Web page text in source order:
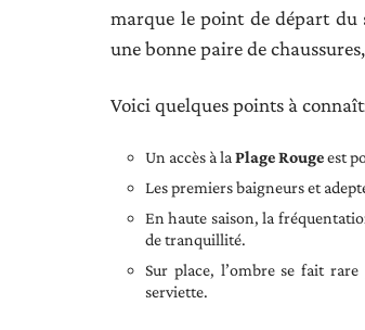
marque le point de départ du
une bonne paire de
Voici quelques points à
Un accès à la Plage Rougeest
Les premiers baigneurs et
En haute saison, la
de tranquillité.
Sur place, l’ombre se fait
serviette.